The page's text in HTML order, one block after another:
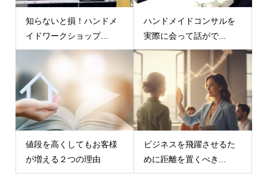
知らないと損！ハンドメ
イドワークショップ...
ハンドメイドコンサルを
実際に会って話がで...
値段を高くしてもお客様
が増える２つの理由
ビジネスを飛躍させるた
めに距離を置くべき...